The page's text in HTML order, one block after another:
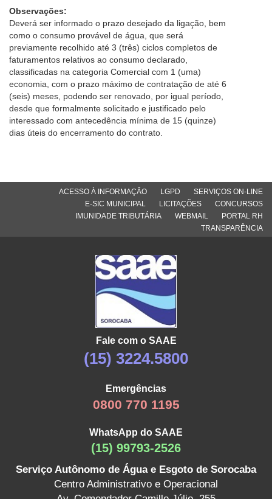
Observações:
Deverá ser informado o prazo desejado da ligação, bem
como o consumo provável de água, que será
previamente recolhido até 3 (três) ciclos completos de
faturamentos relativos ao consumo declarado,
classificadas na categoria Comercial com 1 (uma)
economia, com o prazo máximo de contratação de até 6
(seis) meses, podendo ser renovado, por igual período,
desde que formalmente solicitado e justificado pelo
interessado com antecedência mínima de 15 (quinze)
dias úteis do encerramento do contrato.
ACESSO À INFORMAÇÃO LGPD
SERVIÇOS ON-LINE
E-SIC MUNICIPAL
LICITAÇÕES
CONCURSOS
IMUNIDADE TRIBUTÁRIA
WEBMAIL
PORTAL RH
TRANSPARÊNCIA
Fale com o SAAE
(15) 3224.5800
Emergências
0800 770 1195
WhatsApp do SAAE
(15) 99793-2526
Serviço Autônomo de Água e Esgoto de Sorocaba
Centro Administrativo e Operacional